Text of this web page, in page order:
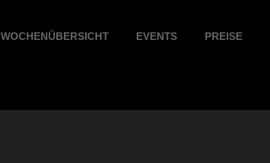
WOCHENÜBERSICHT EVENTS PREISE